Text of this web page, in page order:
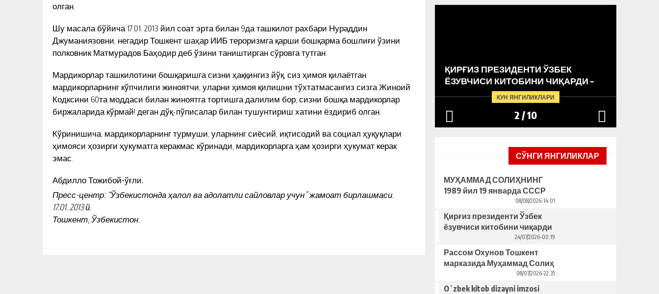
олган.
Шу масала бўйича 17.01. 2013 йил соат эрта билан 9да ташкилот рахбари Нураддин
Джуманиязовни, негадир Тошкент шаҳар ИИБ тероризмга қарши бошқарма бошлиғи ўзини
полковник Матмурадов Баҳодир деб ўзини таништирган сўровга тутган.
Мардикорлар ташкилотини бошқаришга сизни ҳаққингиз йўқ, сиз ҳимоя қилаётган
мардикорларнинг кўпчилиги жиноятчи, уларни ҳимоя қилишни тўхтатмасангиз сизга Жиноий
Кодксини 60та моддаси билан жиноятга тортишга далилим бор, сизни бошқа мардикорлар
биржаларида кўрмай! деган дўқ-пўписалар билан тушунтириш хатини ёздириб олган.
Кўринишича, мардикорларнинг турмуши, уларнинг сиёсий, иқтисодий ва социал ҳуқуқлари
ҳимояси ҳозирги ҳукуматга керакмас кўринади, мардикорларга ҳам ҳозирги ҳукумат керак
эмас.
Абдилло Тожибой-ўғли.
Пресс-центр: “Ўзбекистонда ҳалол ва адолатли сайловлар учун” жамоат бирлашмаси.
17.01. 2013 й.
Тошкент, Ўзбекистон.
КУН ЯНГИЛИКЛАРИ
ОЛДИМ…” – МУҲАММАД СОЛИҲ
ШЕЪРИГА БАСТАЛАНГАН ҚЎШИҚ
КУН ЯНГИЛИКЛАРИ
МУҲАММАД СОЛИҲНИНГ 1989 ЙИЛ
19 ЯНВАРДА СССР ЁЗУВЧИЛАР
УЮШМАСИ ПЛЕНУМИДАГИ НУТҚИ
КУН ЯНГИЛИКЛАРИ
ҚИРҒИЗ ПРЕЗИДЕНТИ ЎЗБЕК
ЁЗУВЧИСИ КИТОБИНИ ЧИҚАРДИ –
БУНИНГ ОРТИДА ҚАНДАЙ
САБАБЛАР ТУРИБДИ?
2 /10
СЎНГИ ЯНГИЛИКЛАР
МУҲАММАД СОЛИҲНИНГ
1989 йил 19 январда СССР
ЁЗУВЧИЛАР УЮШМАСИ
ПЛЕНУМИДАГИ НУТҚИ
08/08/2026-14:01
Қирғиз президенти Ўзбек
ёзувчиси китобини чиқарди
– бунинг ортида қандай
сабаблар турибди?
24/07/2026-00:19
Рассом Охунов Тошкент
марказида Муҳаммад Солиҳ
яcаган ҳайкални ўрнатишни
таклиф қилди
08/07/2026-22:35
Oʻzbek kitob dizayni imzosi